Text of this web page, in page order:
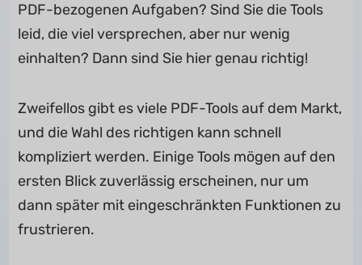
PDF-bezogenen Aufgaben? Sind Sie die Tools
leid, die viel versprechen, aber nur wenig
einhalten? Dann sind Sie hier genau richtig!
Zweifellos gibt es viele PDF-Tools auf dem Markt,
und die Wahl des richtigen kann schnell
kompliziert werden. Einige Tools mögen auf den
ersten Blick zuverlässig erscheinen, nur um
dann später mit eingeschränkten Funktionen zu
frustrieren.